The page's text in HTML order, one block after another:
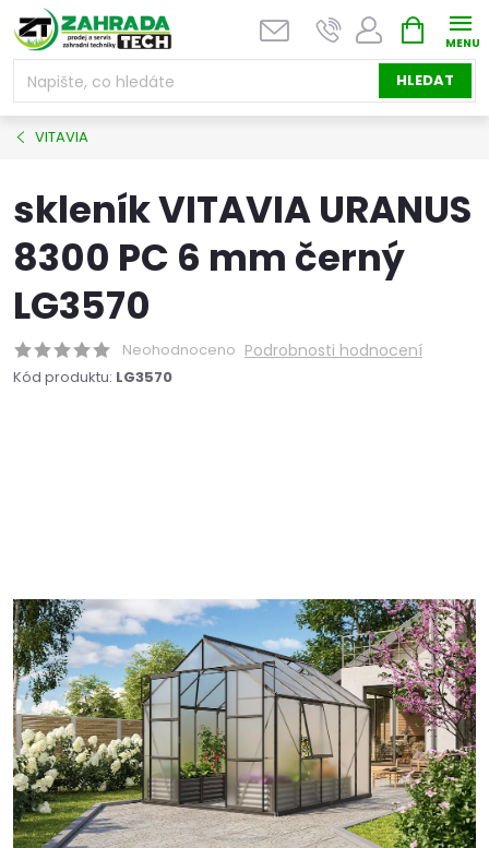
Přejít
na
obsah
HLEDAT
NÁKUPNÍ
KOŠÍK
VITAVIA
skleník VITAVIA URANUS
8300 PC 6 mm černý
LG3570
Neohodnoceno Podrobnosti hodnocení
Kód produktu: LG3570